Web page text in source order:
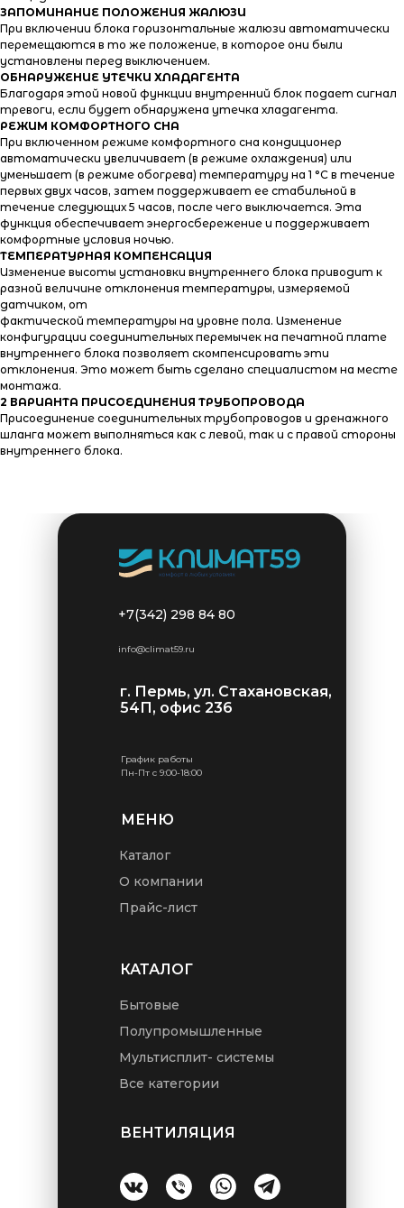
ЗАПОМИНАНИЕ ПОЛОЖЕНИЯ ЖАЛЮЗИ
При включении блока горизонтальные жалюзи автоматически
перемещаются в то же положение, в которое они были
установлены перед выключением.
ОБНАРУЖЕНИЕ УТЕЧКИ ХЛАДАГЕНТА
Благодаря этой новой функции внутренний блок подает сигнал
тревоги, если будет обнаружена утечка хладагента.
РЕЖИМ КОМФОРТНОГО СНА
При включенном режиме комфортного сна кондиционер
автоматически увеличивает (в режиме охлаждения) или
уменьшает (в режиме обогрева) температуру на 1 °С в течение
первых двух часов, затем поддерживает ее стабильной в
течение следующих 5 часов, после чего выключается. Эта
функция обеспечивает энергосбережение и поддерживает
комфортные условия ночью.
ТЕМПЕРАТУРНАЯ КОМПЕНСАЦИЯ
Изменение высоты установки внутреннего блока приводит к
разной величине отклонения температуры, измеряемой
датчиком, от
фактической температуры на уровне пола. Изменение
конфигурации соединительных перемычек на печатной плате
внутреннего блока позволяет скомпенсировать эти
отклонения. Это может быть сделано специалистом на месте
монтажа.
2 ВАРИАНТА ПРИСОЕДИНЕНИЯ ТРУБОПРОВОДА
Присоединение соединительных трубопроводов и дренажного
шланга может выполняться как с левой, так и с правой стороны
внутреннего блока.
+7(342) 298 84 80
г. Пермь, ул. Стахановская,
54П, офис 236
МЕНЮ
КАТАЛОГ
Каталог
О компании
Прайс-лист
Бытовые
Полупромышленные
Мультисплит- системы
Все категории
График работы
Пн-Пт с 9:00-18:00
info@climat59.ru
ВЕНТИЛЯЦИЯ